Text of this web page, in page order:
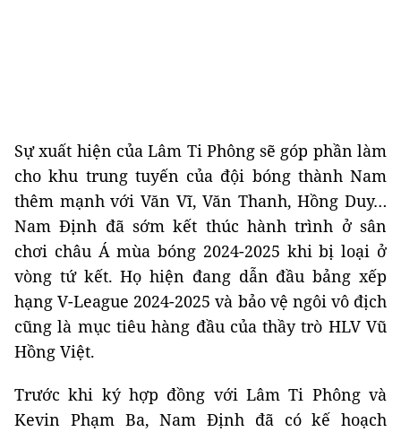
Sự xuất hiện của Lâm Ti Phông sẽ góp phần làm
cho khu trung tuyến của đội bóng thành Nam
thêm mạnh với Văn Vĩ, Văn Thanh, Hồng Duy…
Nam Định đã sớm kết thúc hành trình ở sân
chơi châu Á mùa bóng 2024-2025 khi bị loại ở
vòng tứ kết. Họ hiện đang dẫn đầu bảng xếp
hạng V-League 2024-2025 và bảo vệ ngôi vô địch
cũng là mục tiêu hàng đầu của thầy trò HLV Vũ
Hồng Việt.
Trước khi ký hợp đồng với Lâm Ti Phông và
Kevin Phạm Ba, Nam Định đã có kế hoạch